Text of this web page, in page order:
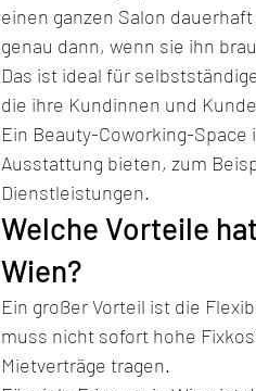
einen ganzen Salon
genau dann, wenn sie ihn
Das ist ideal für
die ihre Kundinnen und
Ein Beauty-Coworking-
Ausstattung bieten, zum
Dienstleistungen.
Welche Vorteile
Wien?
Ein großer Vorteil ist die
muss nicht sofort hohe
Mietverträge tragen.